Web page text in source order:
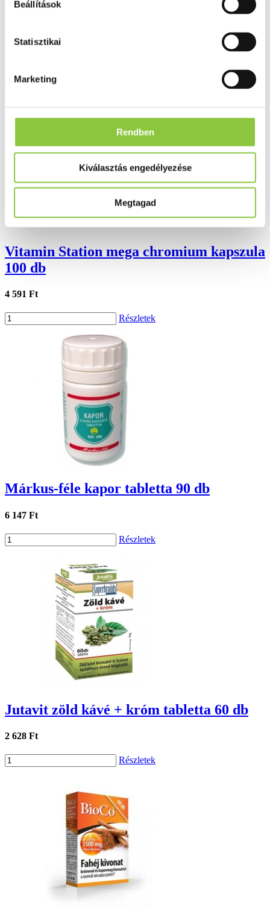
Beállítások
Statisztikai
Marketing
Rendben
Kiválasztás engedélyezése
Megtagad
Vitamin Station mega chromium kapszula
100 db
4 591 Ft
Részletek
Márkus-féle kapor tabletta 90 db
6 147 Ft
Részletek
Jutavit zöld kávé + króm tabletta 60 db
2 628 Ft
Részletek